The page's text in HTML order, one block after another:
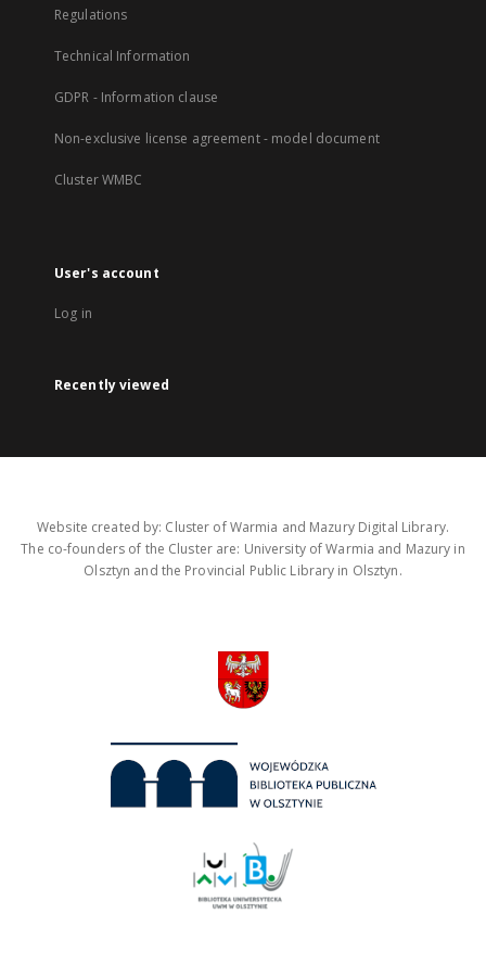
Regulations
Technical Information
GDPR - Information clause
Non-exclusive license agreement - model document
Cluster WMBC
User's account
Log in
Recently viewed
Website created by: Cluster of Warmia and Mazury Digital Library.
The co-founders of the Cluster are: University of Warmia and Mazury in
Olsztyn and the Provincial Public Library in Olsztyn.